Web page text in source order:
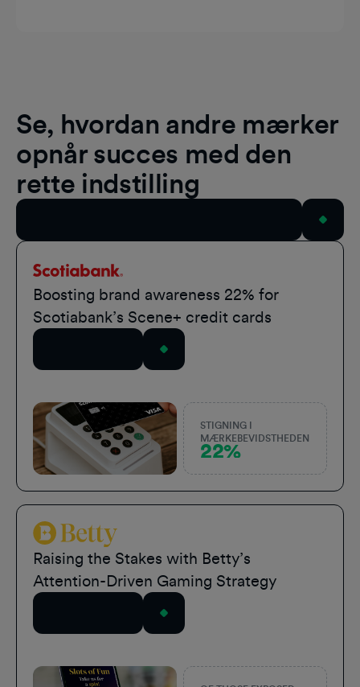
Se, hvordan andre mærker
opnår succes med den
rette indstilling
Scotiabank
Boosting brand awareness 22% for
Scotiabank’s Scene+ credit cards
STIGNING I
MÆRKEBEVIDSTHEDEN
22%
Betty Sports
Raising the Stakes with Betty’s
Attention-Driven Gaming Strategy